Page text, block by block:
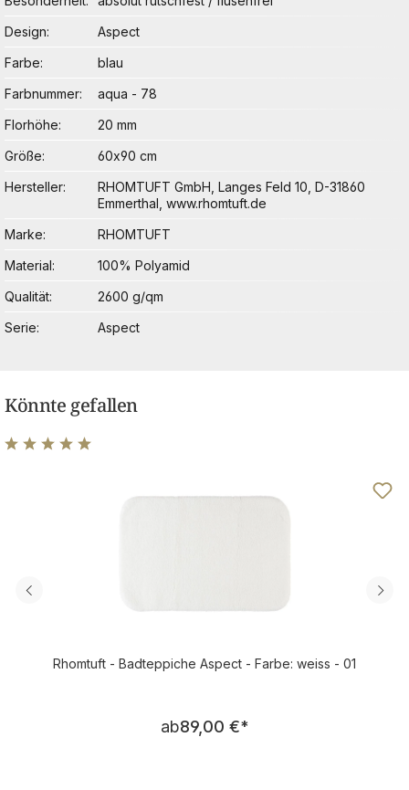
Design
Aspect
Farbe
blau
Farbnummer
aqua - 78
Florhöhe
20 mm
Größe
60x90 cm
Hersteller
RHOMTUFT GmbH, Langes Feld 10, D-31860
Emmerthal, www.rhomtuft.de
Marke
RHOMTUFT
Material
100% Polyamid
Qualität
2600 g/qm
Serie
Aspect
Könnte gefallen
Rhomtuft - Badteppiche Aspect - Farbe: weiss - 01
Regulärer Preis:
ab89,00 €*